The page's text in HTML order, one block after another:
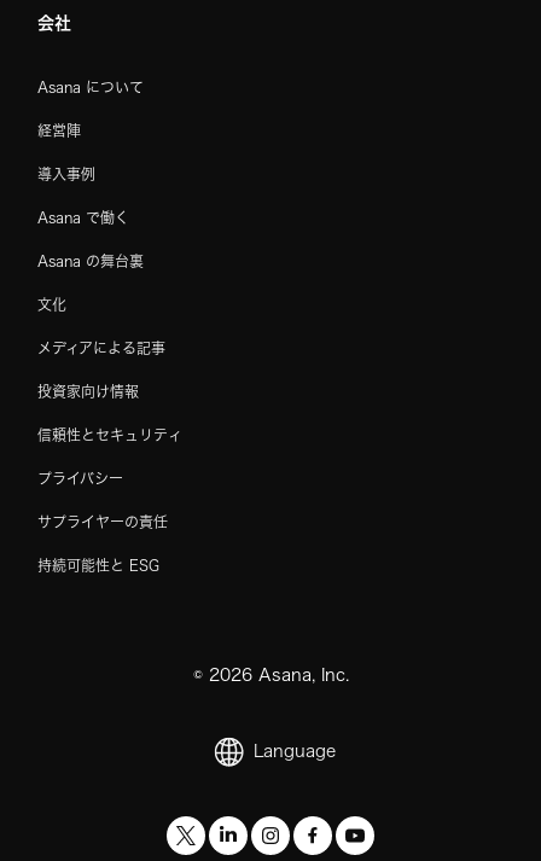
会社
Asana について
経営陣
導入事例
Asana で働く
Asana の舞台裏
文化
メディアによる記事
投資家向け情報
信頼性とセキュリティ
プライバシー
サプライヤーの責任
持続可能性と ESG
© 2026Asana, Inc.
Language